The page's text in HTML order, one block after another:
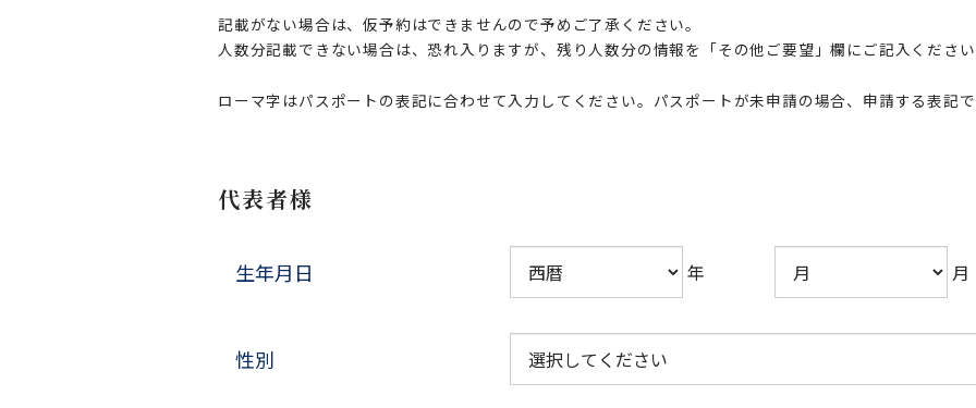
記載がない場合は、仮予約はできませんので予めご了承ください。
人数分記載できない場合は、恐れ入りますが、残り人数分の情報を「その他ご要望」欄にご記入くださ
ローマ字はパスポートの表記に合わせて入力してください。パスポートが未申請の場合、申請する表記
代表者様
生年月日 年 月
性別